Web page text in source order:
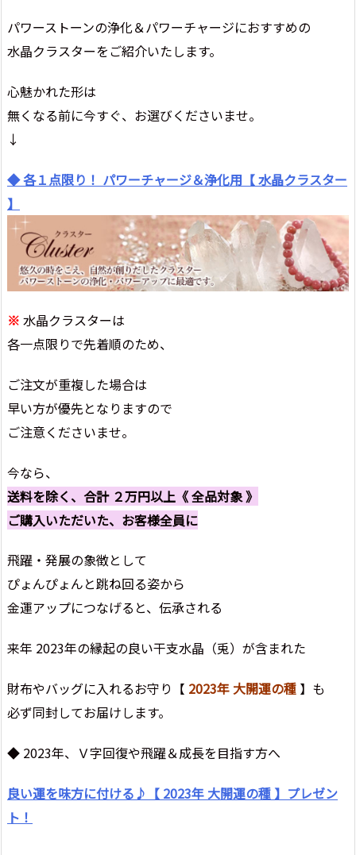
パワーストーンの浄化＆パワーチャージにおすすめの
水晶クラスターをご紹介いたします。
心魅かれた形は
無くなる前に今すぐ、お選びくださいませ。
↓
◆ 各１点限り！ パワーチャージ＆浄化用【 水晶クラスター
】
※ 水晶クラスターは
各一点限りで先着順のため、
ご注文が重複した場合は
早い方が優先となりますので
ご注意くださいませ。
今なら、
送料を除く、合計 ２万円以上《 全品対象 》
ご購入いただいた、お客様全員に
飛躍・発展の象徴として
ぴょんぴょんと跳ね回る姿から
金運アップにつなげると、伝承される
来年 2023年の縁起の良い干支水晶（兎）が含まれた
財布やバッグに入れるお守り【 2023年 大開運の種 】も
必ず同封してお届けします。
◆ 2023年、Ｖ字回復や飛躍＆成長を目指す方へ
良い運を味方に付ける♪【 2023年 大開運の種 】プレゼン
ト！